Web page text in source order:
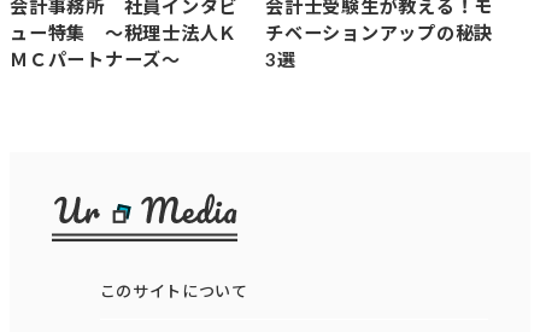
会計事務所 社員インタビ
ュー特集 ～税理士法人Ｋ
ＭＣパートナーズ～
会計士受験生が教える！モ
チベーションアップの秘訣
3選
このサイトについて